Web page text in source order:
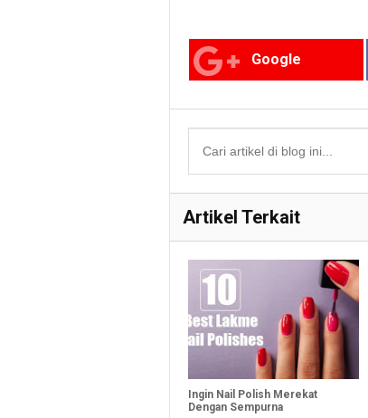
Google
Artikel Terkait
Ingin Nail Polish Merekat
Dengan Sempurna